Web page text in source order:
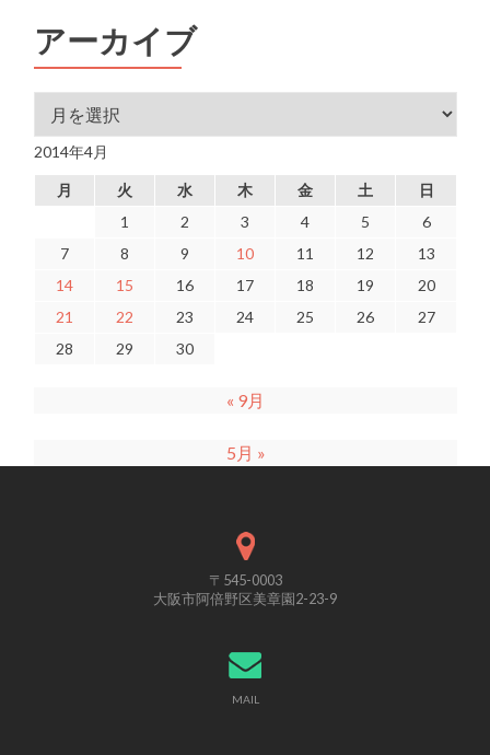
アーカイブ
アーカイブ
2014年4月
月 火 水 木 金 土
日
1
2 3 4 5
6
7
8 9 10 11 12
13
14
15 16 17 18 19
20
21
22 23 24 25 26
27
28
29 30
« 9月
5月 »
〒545-0003
大阪市阿倍野区美章園2-23-9
MAIL